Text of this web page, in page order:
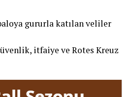
gururla katılan veliler
itfaiye ve Rotes Kreuz